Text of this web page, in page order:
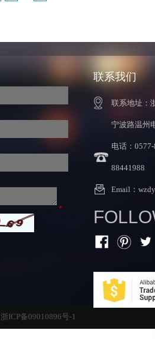
*
联系我们
联系地址：
宁波路温州
电话：
88441988
Email：
浙ICP备09010896号-1